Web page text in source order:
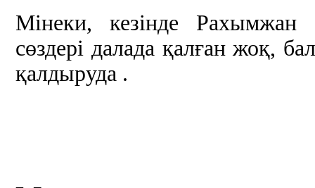
Мінеки, кезінде Рахымжан
сөздері далада қалған жоқ,
қалдыруда .